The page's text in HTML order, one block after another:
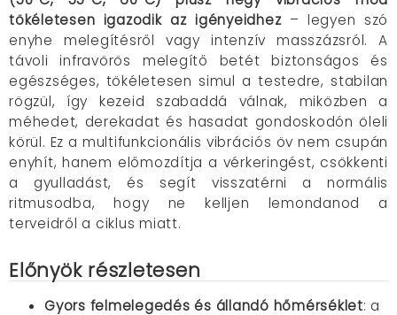
tökéletesen igazodik az igényeidhez– legyen szó
enyhe melegítésről vagy intenzív masszázsról. A
távoli infravörös melegítő betét biztonságos és
egészséges, tökéletesen simul a testedre, stabilan
rögzül, így kezeid szabaddá válnak, miközben a
méhedet, derekadat és hasadat gondoskodón öleli
körül. Ez a multifunkcionális vibrációs öv nem csupán
enyhít, hanem előmozdítja a vérkeringést, csökkenti
a gyulladást, és segít visszatérni a normális
ritmusodba, hogy ne kelljen lemondanod a
terveidről a ciklus miatt.
Előnyök részletesen
Gyors felmelegedés és állandó hőmérséklet: a